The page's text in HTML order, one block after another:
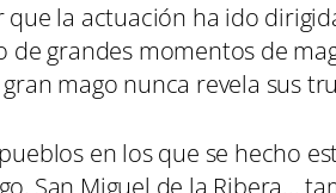
que la actuación ha ido
de grandes momentos de
mago nunca revela sus
en los que se hecho